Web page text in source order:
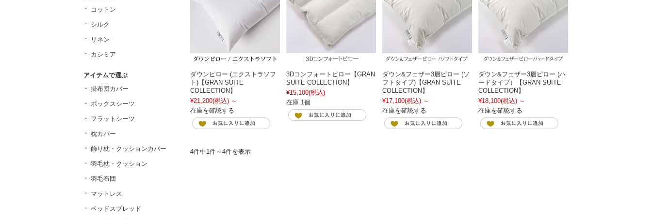
ダウンピロー (エクストラソフ
ト)【GRAN SUITE
COLLECTION】
¥21,200(税込) ～
在庫を確認する
3Dコンフォートピロー【GRAN
SUITE COLLECTION】
¥15,100(税込)
在庫 1個
ダウン&フェザー3層ピロー (ソ
フトタイプ)【GRAN SUITE
COLLECTION】
¥17,100(税込) ～
在庫を確認する
ダウン&フェザー3層ピロー (ハ
ードタイプ）【GRAN SUITE
COLLECTION】
¥18,100(税込) ～
在庫を確認する
4件中1件～4件を表示
コットン
シルク
リネン
カシミア
アイテムで選ぶ
掛布団カバー
ボックスシーツ
フラットシーツ
枕カバー
飾り枕・クッションカバー
羽毛枕・クッション
羽毛布団
マットレス
ベッドスプレッド